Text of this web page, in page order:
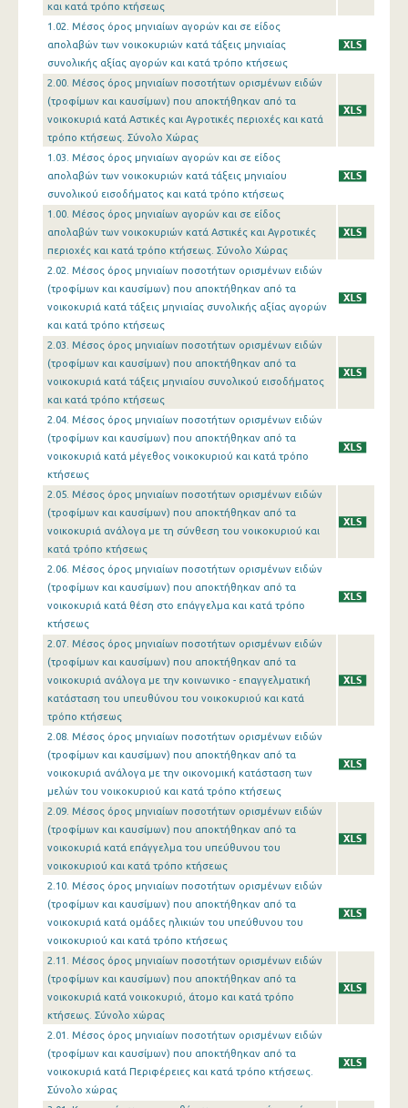
και κατά τρόπο κτήσεως
1.02. Μέσος όρος μηνιαίων αγορών και σε είδος
απολαβών των νοικοκυριών κατά τάξεις μηνιαίας
συνολικής αξίας αγορών και κατά τρόπο κτήσεως
2.00. Μέσος όρος μηνιαίων ποσοτήτων ορισμένων ειδών
(τροφίμων και καυσίμων) που αποκτήθηκαν από τα
νοικοκυριά κατά Αστικές και Αγροτικές περιοχές και κατά
τρόπο κτήσεως. Σύνολο Χώρας
1.03. Μέσος όρος μηνιαίων αγορών και σε είδος
απολαβών των νοικοκυριών κατά τάξεις μηνιαίου
συνολικού εισοδήματος και κατά τρόπο κτήσεως
1.00. Μέσος όρος μηνιαίων αγορών και σε είδος
απολαβών των νοικοκυριών κατά Αστικές και Αγροτικές
περιοχές και κατά τρόπο κτήσεως. Σύνολο Χώρας
2.02. Μέσος όρος μηνιαίων ποσοτήτων ορισμένων ειδών
(τροφίμων και καυσίμων) που αποκτήθηκαν από τα
νοικοκυριά κατά τάξεις μηνιαίας συνολικής αξίας αγορών
και κατά τρόπο κτήσεως
2.03. Μέσος όρος μηνιαίων ποσοτήτων ορισμένων ειδών
(τροφίμων και καυσίμων) που αποκτήθηκαν από τα
νοικοκυριά κατά τάξεις μηνιαίου συνολικού εισοδήματος
και κατά τρόπο κτήσεως
2.04. Μέσος όρος μηνιαίων ποσοτήτων ορισμένων ειδών
(τροφίμων και καυσίμων) που αποκτήθηκαν από τα
νοικοκυριά κατά μέγεθος νοικοκυριού και κατά τρόπο
κτήσεως
2.05. Μέσος όρος μηνιαίων ποσοτήτων ορισμένων ειδών
(τροφίμων και καυσίμων) που αποκτήθηκαν από τα
νοικοκυριά ανάλογα με τη σύνθεση του νοικοκυριού και
κατά τρόπο κτήσεως
2.06. Μέσος όρος μηνιαίων ποσοτήτων ορισμένων ειδών
(τροφίμων και καυσίμων) που αποκτήθηκαν από τα
νοικοκυριά κατά θέση στο επάγγελμα και κατά τρόπο
κτήσεως
2.07. Μέσος όρος μηνιαίων ποσοτήτων ορισμένων ειδών
(τροφίμων και καυσίμων) που αποκτήθηκαν από τα
νοικοκυριά ανάλογα με την κοινωνικο - επαγγελματική
κατάσταση του υπευθύνου του νοικοκυριού και κατά
τρόπο κτήσεως
2.08. Μέσος όρος μηνιαίων ποσοτήτων ορισμένων ειδών
(τροφίμων και καυσίμων) που αποκτήθηκαν από τα
νοικοκυριά ανάλογα με την οικονομική κατάσταση των
μελών του νοικοκυριού και κατά τρόπο κτήσεως
2.09. Μέσος όρος μηνιαίων ποσοτήτων ορισμένων ειδών
(τροφίμων και καυσίμων) που αποκτήθηκαν από τα
νοικοκυριά κατά επάγγελμα του υπεύθυνου του
νοικοκυριού και κατά τρόπο κτήσεως
2.10. Μέσος όρος μηνιαίων ποσοτήτων ορισμένων ειδών
(τροφίμων και καυσίμων) που αποκτήθηκαν από τα
νοικοκυριά κατά ομάδες ηλικιών του υπεύθυνου του
νοικοκυριού και κατά τρόπο κτήσεως
2.11. Μέσος όρος μηνιαίων ποσοτήτων ορισμένων ειδών
(τροφίμων και καυσίμων) που αποκτήθηκαν από τα
νοικοκυριά κατά νοικοκυριό, άτομο και κατά τρόπο
κτήσεως. Σύνολο χώρας
2.01. Μέσος όρος μηνιαίων ποσοτήτων ορισμένων ειδών
(τροφίμων και καυσίμων) που αποκτήθηκαν από τα
νοικοκυριά κατά Περιφέρειες και κατά τρόπο κτήσεως.
Σύνολο χώρας